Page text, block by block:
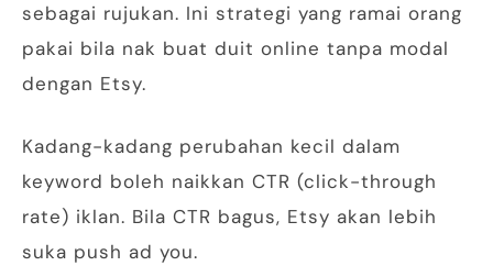
sebagai rujukan. Ini strategi yang ramai orang
pakai bila nak buat duit online tanpa modal
dengan Etsy.
Kadang-kadang perubahan kecil dalam
keyword boleh naikkan CTR (click-through
rate) iklan. Bila CTR bagus, Etsy akan lebih
suka push ad you.